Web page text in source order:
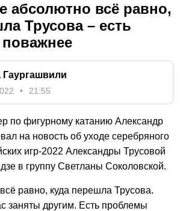
абсолютно всё равно,
Трусова – есть
Гаургашвили
21:55
по фигурному катанию Александр
на новость об уходе серебряного
игр-2022 Александры Трусовой
в группу Светланы Соколовской.
равно, куда перешла Трусова.
заняты другим. Есть проблемы